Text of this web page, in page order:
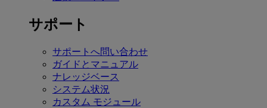
サポート
サポートへ問い合わせ
ガイドとマニュアル
ナレッジベース
システム状況
カスタム モジュール